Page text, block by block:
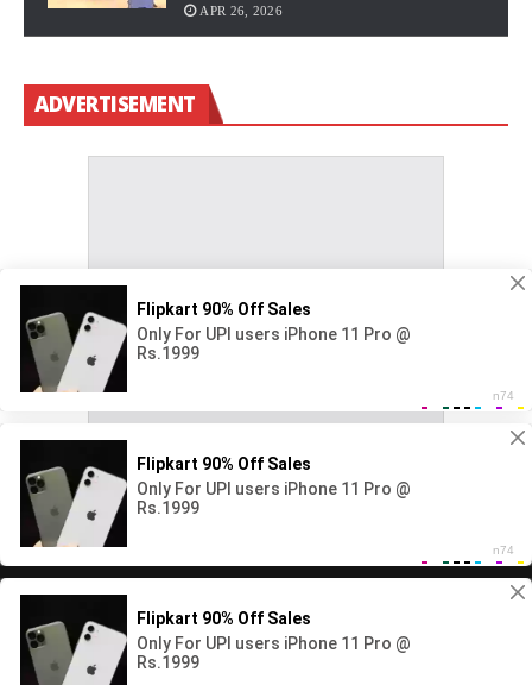
APR 26, 2026
ADVERTISEMENT
Copyright All rights reserved Ape Rata.net 2026©
Home
Local Life Style Cultivate and Gardening
Entertainment Sports Featured
Technology